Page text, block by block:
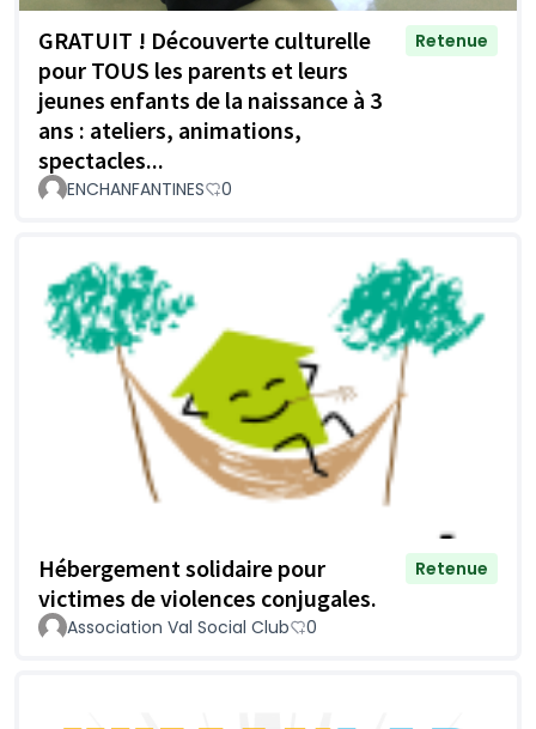
GRATUIT ! Découverte culturelle
pour TOUS les parents et leurs
jeunes enfants de la naissance à 3
ans : ateliers, animations,
spectacles...
Retenue
ENCHANFANTINES 0
Hébergement solidaire pour
victimes de violences conjugales.
Retenue
Association Val Social Club 0